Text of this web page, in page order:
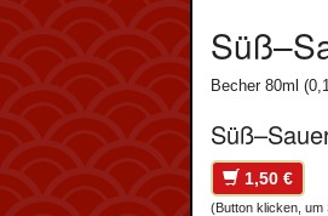
Becher 80ml
1,50 €
(Button klicken, um